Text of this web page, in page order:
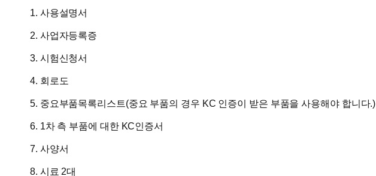
1. 사용설명서
​2. 사업자등록증
3. 시험신청서
4. 회로도
5. 중요부품목록리스트(중요 부품의 경우 KC 인증이 받은 부품을 사용해야 합니다.)
6. 1차 측 부품에 대한 KC인증서
7. 사양서
8. 시료 2대